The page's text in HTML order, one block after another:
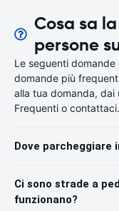
Cosa sa
persone
Le seguenti
domande più
alla tua domanda, dai
Frequenti o contattaci.
Dove parcheggiare
Ci sono strade a
funzionano?